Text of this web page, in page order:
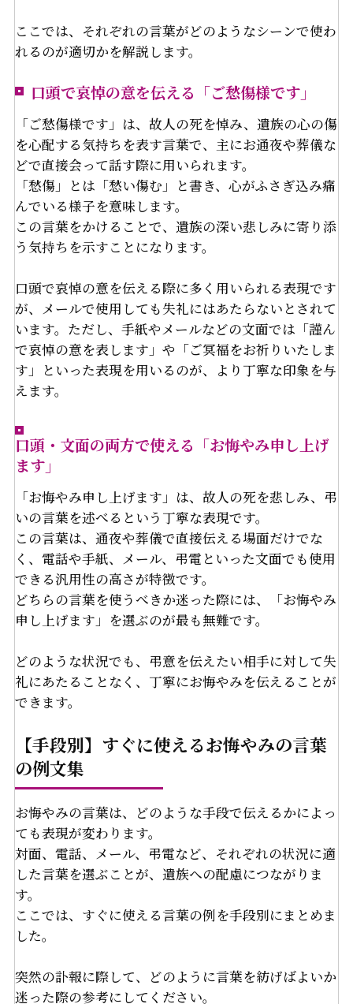
ここでは、それぞれの言葉がどのようなシーンで使わ
れるのが適切かを解説します。
口頭で哀悼の意を伝える「ご愁傷様です」
「ご愁傷様です」は、故人の死を悼み、遺族の心の傷
を心配する気持ちを表す言葉で、主にお通夜や葬儀な
どで直接会って話す際に用いられます。
「愁傷」とは「愁い傷む」と書き、心がふさぎ込み痛
んでいる様子を意味します。
この言葉をかけることで、遺族の深い悲しみに寄り添
う気持ちを示すことになります。
口頭で哀悼の意を伝える際に多く用いられる表現です
が、メールで使用しても失礼にはあたらないとされて
います。ただし、手紙やメールなどの文面では「謹ん
で哀悼の意を表します」や「ご冥福をお祈りいたしま
す」といった表現を用いるのが、より丁寧な印象を与
えます。
口頭・文面の両方で使える「お悔やみ申し上げ
ます」
「お悔やみ申し上げます」は、故人の死を悲しみ、弔
いの言葉を述べるという丁寧な表現です。
この言葉は、通夜や葬儀で直接伝える場面だけでな
く、電話や手紙、メール、弔電といった文面でも使用
できる汎用性の高さが特徴です。
どちらの言葉を使うべきか迷った際には、「お悔やみ
申し上げます」を選ぶのが最も無難です。
どのような状況でも、弔意を伝えたい相手に対して失
礼にあたることなく、丁寧にお悔やみを伝えることが
できます。
【手段別】すぐに使えるお悔やみの言葉
の例文集
お悔やみの言葉は、どのような手段で伝えるかによっ
ても表現が変わります。
対面、電話、メール、弔電など、それぞれの状況に適
した言葉を選ぶことが、遺族への配慮につながりま
す。
ここでは、すぐに使える言葉の例を手段別にまとめま
した。
突然の訃報に際して、どのように言葉を紡げばよいか
迷った際の参考にしてください。